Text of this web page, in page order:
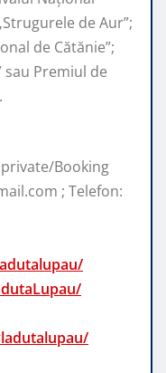
de Aur”;
de Cătănie”;
sau Premiul de
Booking
; Telefon: